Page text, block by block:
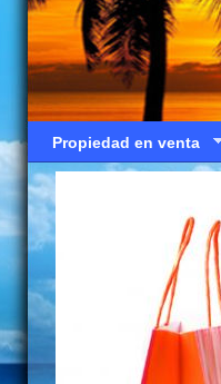
Propiedad en venta